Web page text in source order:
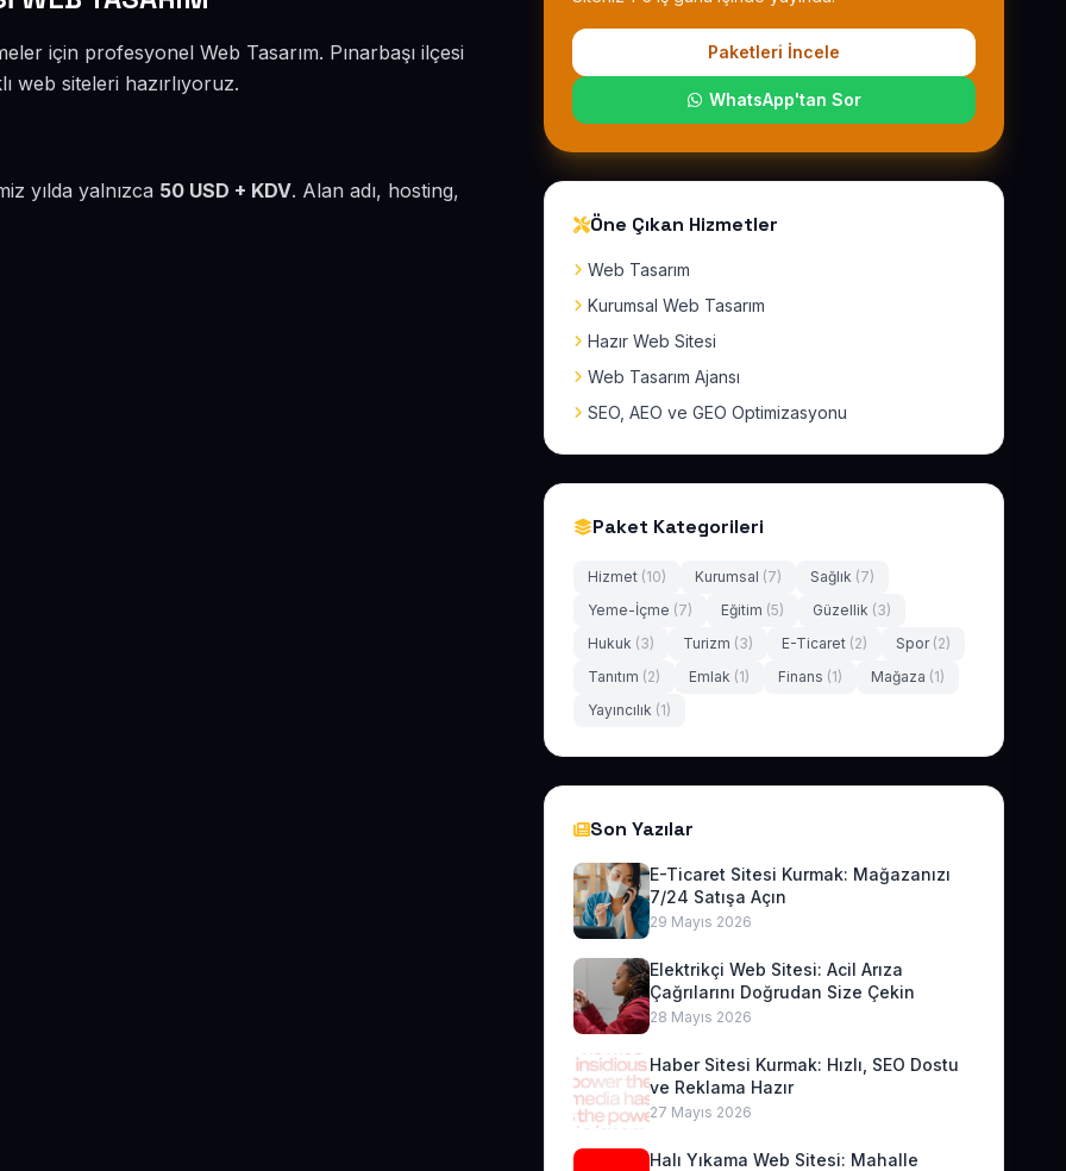
için profesyonel Web Tasarım. Pınarbaşı ilçesi
web siteleri hazırlıyoruz.
yılda yalnızca 50 USD + KDV. Alan adı, hosting,
Paketleri İncele
WhatsApp'tan Sor
Öne Çıkan Hizmetler
Web Tasarım
Kurumsal Web Tasarım
Hazır Web Sitesi
Web Tasarım Ajansı
SEO, AEO ve GEO Optimizasyonu
Paket Kategorileri
Hizmet (10) Kurumsal (7) Sağlık (7)
Yeme-İçme (7) Eğitim (5) Güzellik (3)
Hukuk (3) Turizm (3) E-Ticaret (2) Spor (2)
Tanıtım (2) Emlak (1) Finans (1) Mağaza (1)
Yayıncılık (1)
Son Yazılar
E-Ticaret Sitesi Kurmak: Mağazanızı
7/24 Satışa Açın
29 Mayıs 2026
Elektrikçi Web Sitesi: Acil Arıza
Çağrılarını Doğrudan Size Çekin
28 Mayıs 2026
Haber Sitesi Kurmak: Hızlı, SEO Dostu
ve Reklama Hazır
27 Mayıs 2026
Halı Yıkama Web Sitesi: Mahalle